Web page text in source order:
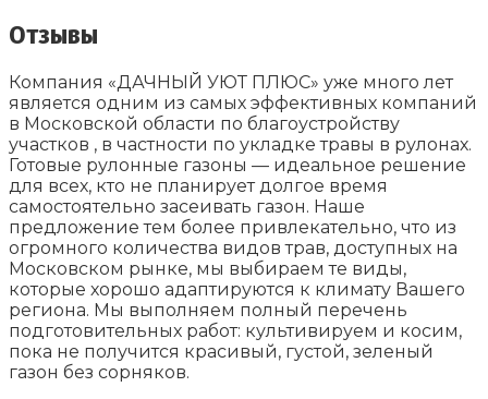
Отзывы
Компания «ДАЧНЫЙ УЮТ ПЛЮС» уже много лет
является одним из самых эффективных компаний
в Московской области по благоустройству
участков , в частности по укладке травы в рулонах.
Готовые рулонные газоны — идеальное решение
для всех, кто не планирует долгое время
самостоятельно засеивать газон. Наше
предложение тем более привлекательно, что из
огромного количества видов трав, доступных на
Московском рынке, мы выбираем те виды,
которые хорошо адаптируются к климату Вашего
региона. Мы выполняем полный перечень
подготовительных работ: культивируем и косим, ​​
пока не получится красивый, густой, зеленый
газон без сорняков.